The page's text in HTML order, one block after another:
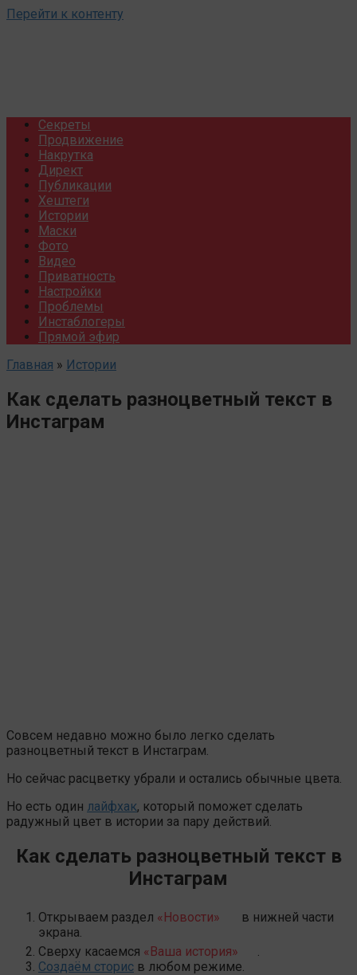
Перейти к контенту
Секреты
Продвижение
Накрутка
Директ
Публикации
Хештеги
Истории
Маски
Фото
Видео
Приватность
Настройки
Проблемы
Инстаблогеры
Прямой эфир
Главная » Истории
Как сделать разноцветный текст в
Инстаграм
Совсем недавно можно было легко сделать
разноцветный текст в Инстаграм.
Но сейчас расцветку убрали и остались обычные цвета.
Но есть один лайфхак, который поможет сделать
радужный цвет в истории за пару действий.
Как сделать разноцветный текст в
Инстаграм
Открываем раздел «Новости»
в нижней части
экрана.
Сверху касаемся «Ваша история»
Создаём сторис в любом режиме.